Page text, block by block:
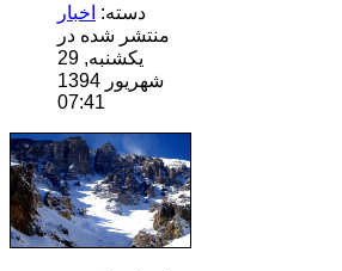
دسته: اخبار
منتشر شده در
یکشنبه, 29
شهریور 1394
07:41